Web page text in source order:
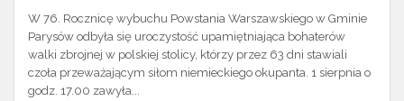
W 76. Rocznicę wybuchu Powstania Warszawskiego w Gminie
Parysów odbyła się uroczystość upamiętniająca bohaterów
walki zbrojnej w polskiej stolicy, którzy przez 63 dni stawiali
czoła przeważającym siłom niemieckiego okupanta. 1 sierpnia o
godz. 17.00 zawyła...